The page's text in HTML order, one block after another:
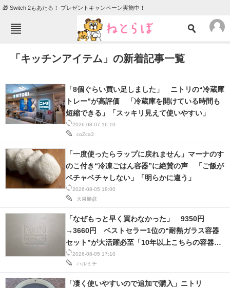
🎁 Switch 2もあたる！ プレゼントキャンペーン実施中！
TOP ニュース
グルメ 地域
住まい
会員記事
メディア
注目記事を集めた総合ページ
ITの今と未来を見通す
スマホと通信の最新トレンド
「キッチンアイテム」の新着記事一覧
2026-08-07 16:10
coZca3
「8個ぐらい買い足しました」 ニトリの“冷蔵庫
トレー”が高評価 「冷蔵庫を開けている時間も
短縮できる」「スッキリ見えて使いやすい」
2026-08-05 18:00
大泉勝彦
「一度使ったらラップに戻れません」マーナのす
のこ付き“冷凍ごはん容器”に絶賛の声 「ご飯が
ベチャベチャしない」「明らかに違う」
2026-08-05 17:10
ハルミチ
「なぜもっと早く買わなかった」 9350円
→3660円 ベストセラー1位の“耐熱ガラス容器
セット”が大活躍必至「10年以上こちらの容器を
愛用」「毎日活躍しています」
「凄く使いやすいので追加で購入」ニトリ